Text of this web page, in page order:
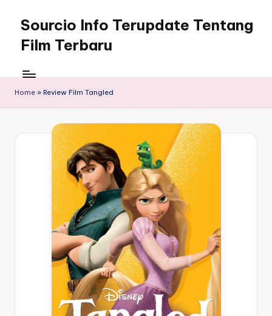
content
Sourcio Info Terupdate Tentang
Film Terbaru
Home » Review Film Tangled